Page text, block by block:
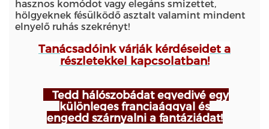
hasznos komódot vagy elegáns smizettet,
hölgyeknek fésülködő asztalt valamint mindent
elnyelő ruhás szekrényt!
Tanácsadóinkvárják kérdéseidet a
részletekkel kapcsolatban!
Tedd hálószobádat egyedivé egy
különleges franciaággyal és
engedd szárnyalni a fantáziádat!